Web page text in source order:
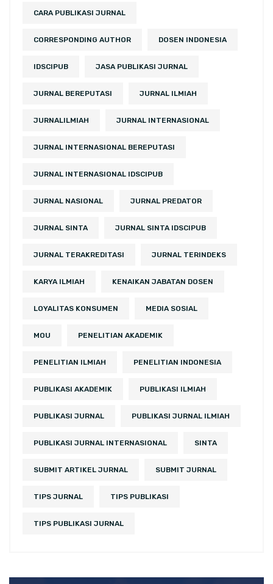
CARA PUBLIKASI JURNAL
CORRESPONDING AUTHOR DOSEN INDONESIA
IDSCIPUB JASA PUBLIKASI JURNAL
JURNAL BEREPUTASI JURNAL ILMIAH
JURNALILMIAH JURNAL INTERNASIONAL
JURNAL INTERNASIONAL BEREPUTASI
JURNAL INTERNASIONAL IDSCIPUB
JURNAL NASIONAL JURNAL PREDATOR
JURNAL SINTA JURNAL SINTA IDSCIPUB
JURNAL TERAKREDITASI JURNAL TERINDEKS
KARYA ILMIAH KENAIKAN JABATAN DOSEN
LOYALITAS KONSUMEN MEDIA SOSIAL
MOU PENELITIAN AKADEMIK
PENELITIAN ILMIAH PENELITIAN INDONESIA
PUBLIKASI AKADEMIK PUBLIKASI ILMIAH
PUBLIKASI JURNAL PUBLIKASI JURNAL ILMIAH
PUBLIKASI JURNAL INTERNASIONAL SINTA
SUBMIT ARTIKEL JURNAL SUBMIT JURNAL
TIPS JURNAL TIPS PUBLIKASI
TIPS PUBLIKASI JURNAL